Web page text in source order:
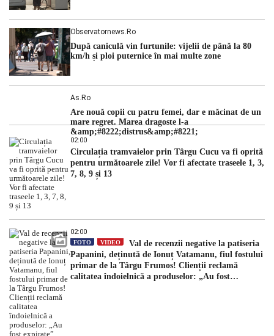
Observatornews.ro
După caniculă vin furtunile: vijelii de până la 80
km/h și ploi puternice în mai multe zone
As.ro
Are nouă copii cu patru femei, dar e măcinat de un
mare regret. Marea dragoste l-a
&amp;#8222;distrus&amp;#8221;
02:00
Circulația tramvaielor prin Târgu Cucu va fi oprită
pentru următoarele zile! Vor fi afectate traseele 1, 3,
7, 8, 9 și 13
02:00
FOTO VIDEO
Val de recenzii negative la patiseria
Papanini, deținută de Ionuț Vatamanu, fiul fostului
primar de la Târgu Frumos! Clienții reclamă
calitatea îndoielnică a produselor: „Au fost